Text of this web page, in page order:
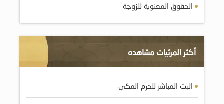
الحقوق المعنوية للزوجة
أكثر المرئيات مشاهده
البث المباشر للحرم المكي